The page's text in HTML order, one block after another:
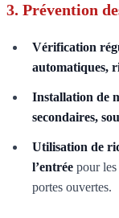
3. Prévention
Vérification
automatiques,
Installation de
secondaires,
Utilisation de
l’entrée pour les
portes ouvertes.